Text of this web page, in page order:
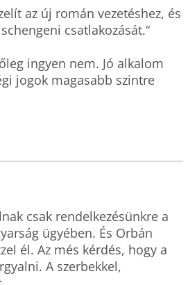
az új román vezetéshez, és
csatlakozását.“
ingyen nem. Jó alkalom
jogok magasabb szintre
csak rendelkezésünkre a
ügyében. És Orbán
él. Az més kérdés, hogy a
A szerbekkel,